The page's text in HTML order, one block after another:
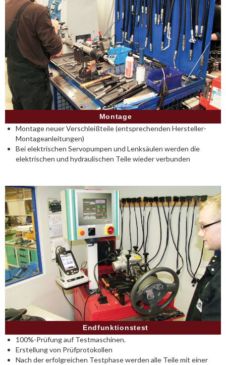
Montage
Montage neuer Verschleißteile (entsprechenden Hersteller-
Montageanleitungen)
Bei elektrischen Servopumpen und Lenksäulen werden die
elektrischen und hydraulischen Teile wieder verbunden
Endfunktionstest
100%-Prüfung auf Testmaschinen.
Erstellung von Prüfprotokollen
Nach der erfolgreichen Testphase werden alle Teile mit einer